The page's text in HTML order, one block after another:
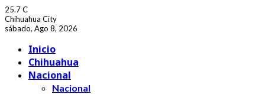
25.7C
Chihuahua City
sábado, Ago 8, 2026
Inicio
Chihuahua
Nacional
Nacional